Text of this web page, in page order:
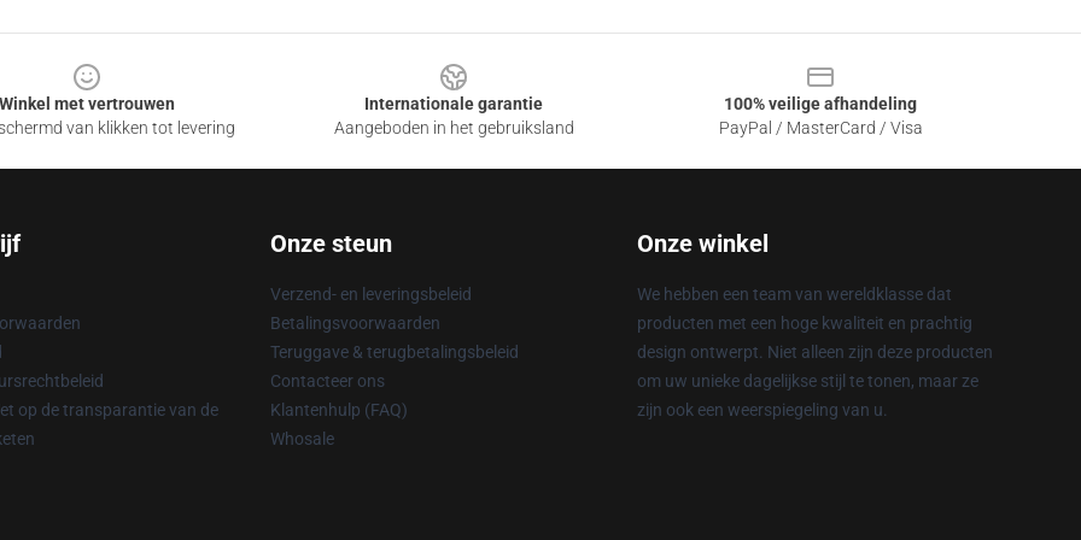
Winkel met vertrouwen
van klikken tot levering
Internationale garantie
Aangeboden in het gebruiksland
100% veilige afhandeling
PayPal / MasterCard / Visa
op de transparantie van de
Onze steun
Verzend- en leveringsbeleid
Betalingsvoorwaarden
Teruggave & terugbetalingsbeleid
Contacteer ons
Klantenhulp (FAQ)
Whosale
Onze winkel
We hebben een team van wereldklasse dat
producten met een hoge kwaliteit en prachtig
design ontwerpt. Niet alleen zijn deze producten
om uw unieke dagelijkse stijl te tonen, maar ze
zijn ook een weerspiegeling van u.